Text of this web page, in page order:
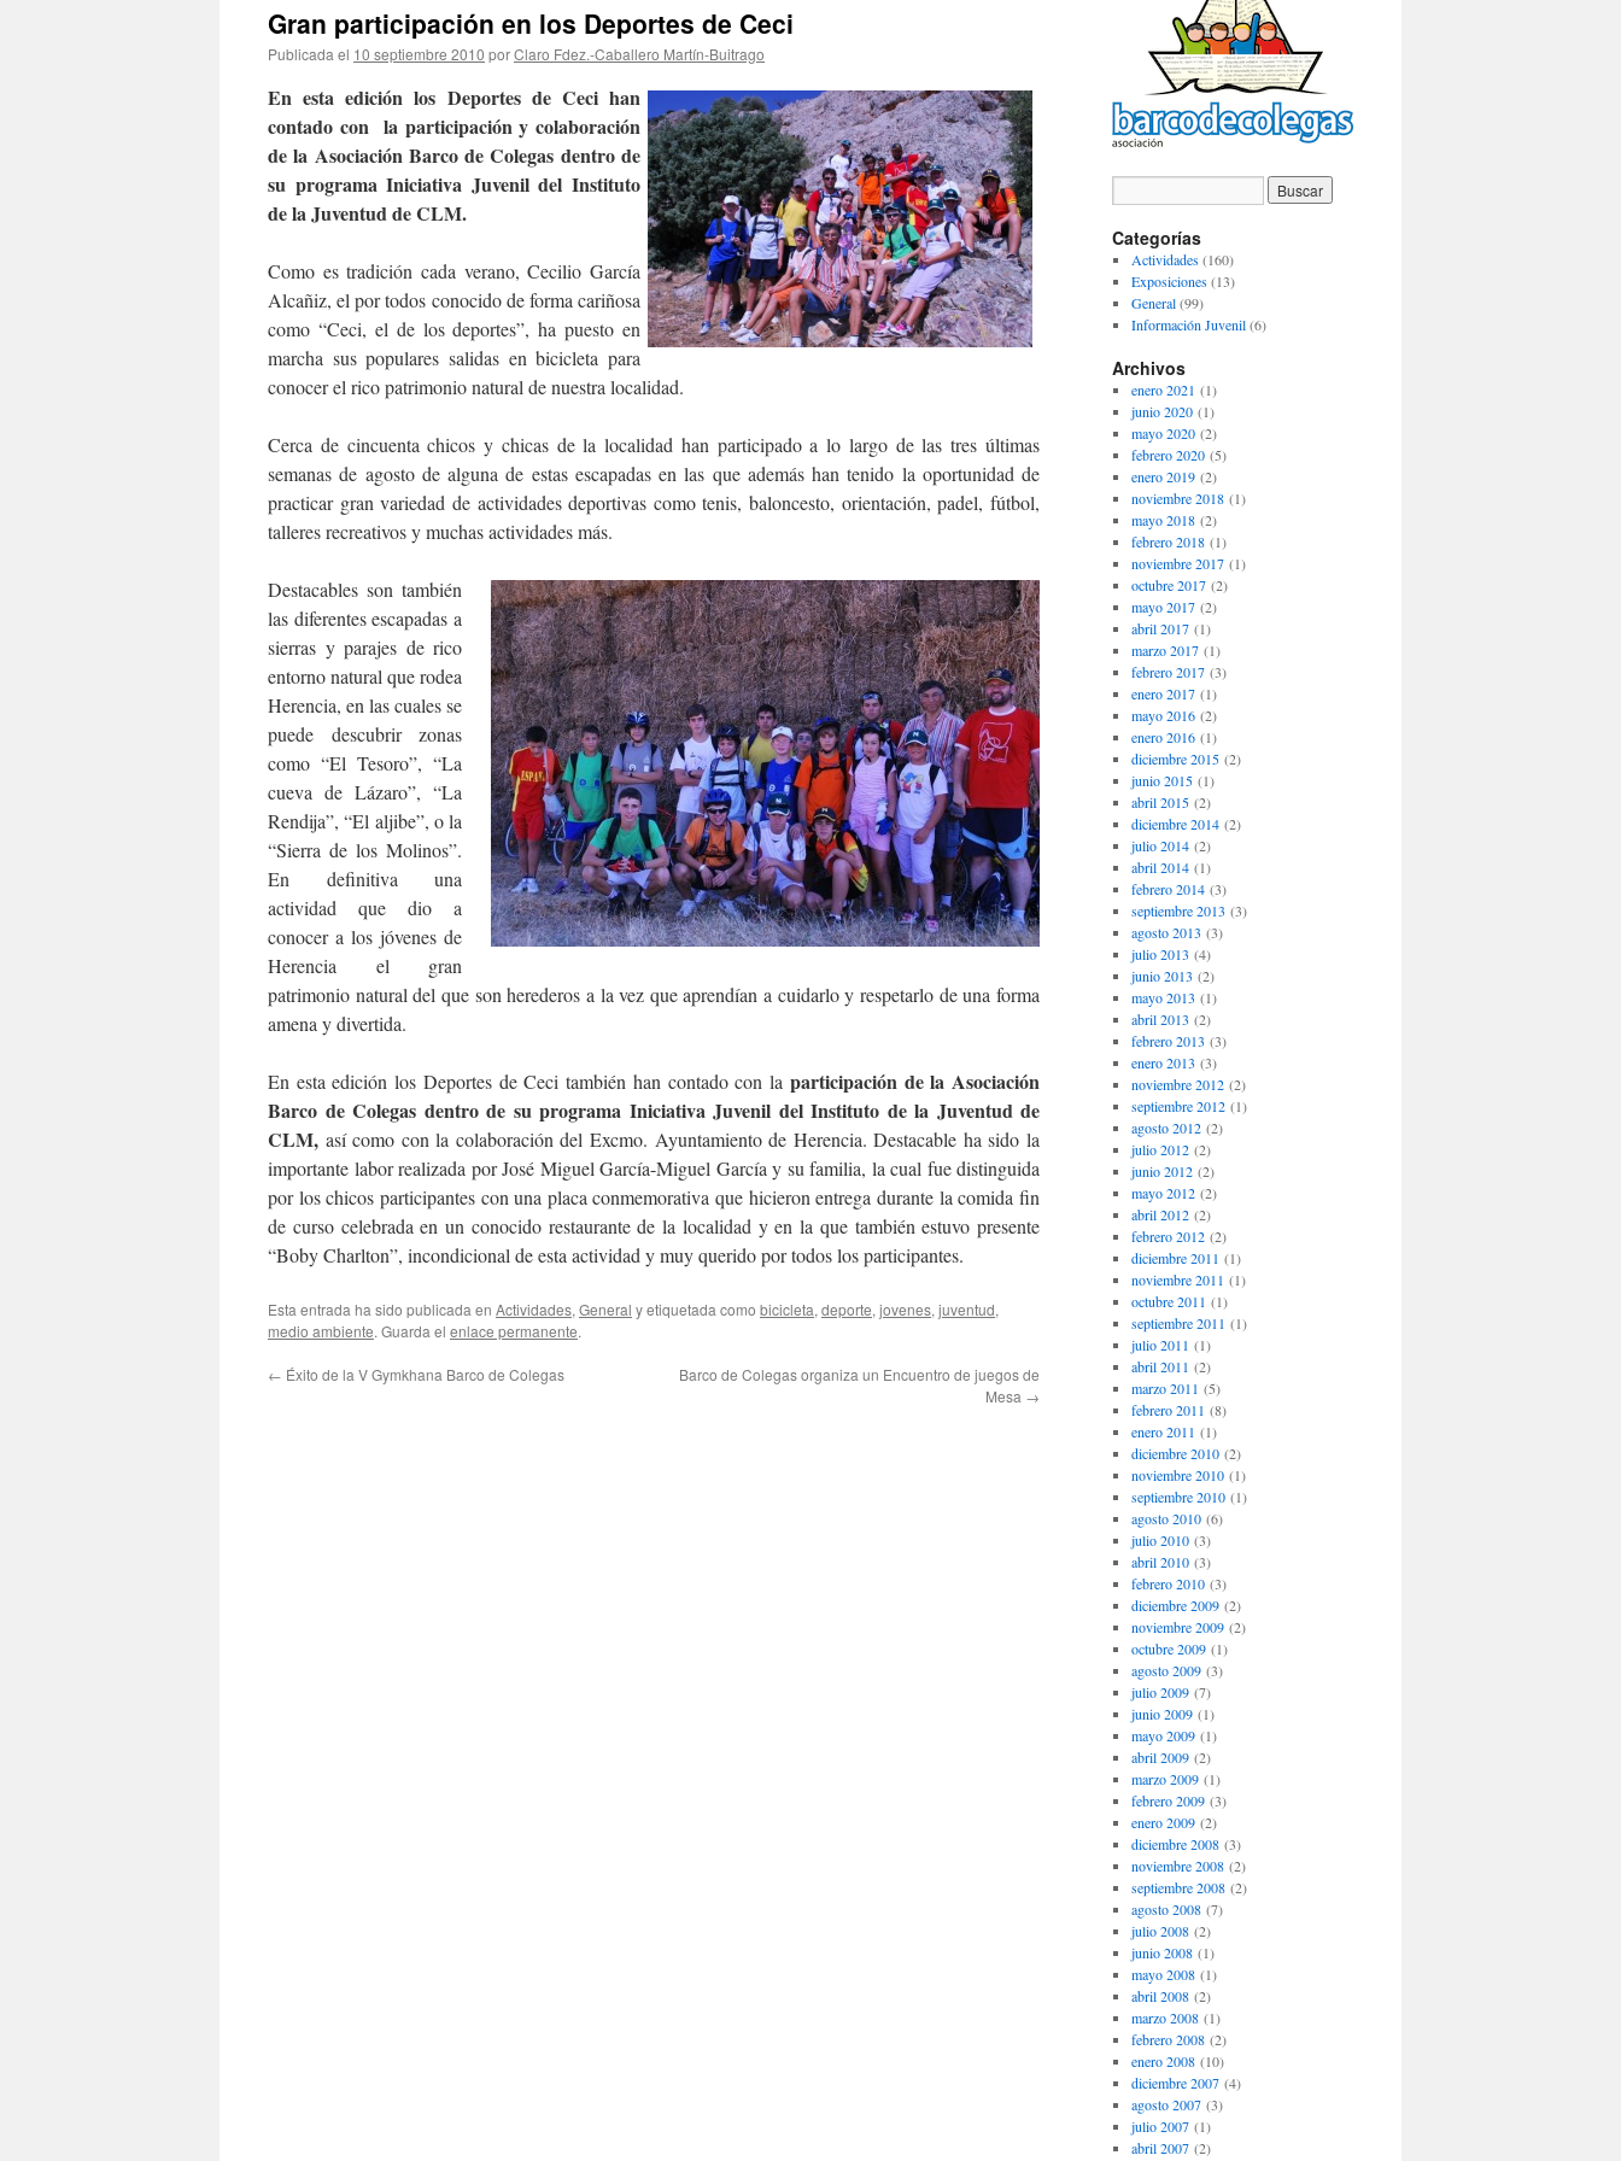
Gran participación en los Deportes de Ceci
Publicada el 10 septiembre 2010 porClaro Fdez.-Caballero Martín-Buitrago
En esta edición los Deportes de Ceci han
contado con la participación y colaboración
de la Asociación Barco de Colegas dentro de
su programa Iniciativa Juvenil del Instituto
de la Juventud de CLM.
Como es tradición cada verano, Cecilio García
Alcañiz, el por todos conocido de forma cariñosa
como “Ceci, el de los deportes”, ha puesto en
marcha sus populares salidas en bicicleta para
conocer el rico patrimonio natural de nuestra localidad.
Cerca de cincuenta chicos y chicas de la localidad han participado a lo largo de las tres últimas
semanas de agosto de alguna de estas escapadas en las que además han tenido la oportunidad de
practicar gran variedad de actividades deportivas como tenis, baloncesto, orientación, padel, fútbol,
talleres recreativos y muchas actividades más.
Destacables son también
las diferentes escapadas a
sierras y parajes de rico
entorno natural que rodea
Herencia, en las cuales se
puede descubrir zonas
como “El Tesoro”, “La
cueva de Lázaro”, “La
Rendija”, “El aljibe”, o la
“Sierra de los Molinos”.
En definitiva una
actividad que dio a
conocer a los jóvenes de
Herencia el gran
patrimonio natural del que son herederos a la vez que aprendían a cuidarlo y respetarlo de una forma
amena y divertida.
En esta edición los Deportes de Ceci también han contado con la participación de la Asociación
Barco de Colegas dentro de su programa Iniciativa Juvenil del Instituto de la Juventud de
CLM, así como con la colaboración del Excmo. Ayuntamiento de Herencia. Destacable ha sido la
importante labor realizada por José Miguel García-Miguel García y su familia, la cual fue distinguida
por los chicos participantes con una placa conmemorativa que hicieron entrega durante la comida fin
de curso celebrada en un conocido restaurante de la localidad y en la que también estuvo presente
“Boby Charlton”, incondicional de esta actividad y muy querido por todos los participantes.
Esta entrada ha sido publicada en Actividades, General y etiquetada como bicicleta, deporte, jovenes, juventud,
medio ambiente. Guarda el enlace permanente.
← Éxito de la V Gymkhana Barco de Colegas
Barco de Colegas organiza un Encuentro de juegos de
Mesa →
Categorías
Actividades(160)
Exposiciones(13)
General(99)
Información Juvenil(6)
Archivos
enero 2021 (1)
junio 2020(1)
mayo 2020(2)
febrero 2020(5)
enero 2019(2)
noviembre 2018(1)
mayo 2018(2)
febrero 2018(1)
noviembre 2017(1)
octubre 2017(2)
mayo 2017(2)
abril 2017(1)
marzo 2017(1)
febrero 2017(3)
enero 2017(1)
mayo 2016(2)
enero 2016(1)
diciembre 2015(2)
junio 2015(1)
abril 2015(2)
diciembre 2014(2)
julio 2014(2)
abril 2014(1)
febrero 2014(3)
septiembre 2013 (3)
agosto 2013 (3)
julio 2013 (4)
junio 2013 (2)
mayo 2013 (1)
abril 2013 (2)
febrero 2013 (3)
enero 2013 (3)
noviembre 2012(2)
septiembre 2012(1)
agosto 2012(2)
julio 2012(2)
junio 2012(2)
mayo 2012(2)
abril 2012(2)
febrero 2012(2)
diciembre 2011 (1)
noviembre 2011 (1)
octubre 2011 (1)
septiembre 2011 (1)
julio 2011 (1)
abril 2011 (2)
marzo 2011 (5)
febrero 2011 (8)
enero 2011 (1)
diciembre 2010(2)
noviembre 2010(1)
septiembre 2010(1)
agosto 2010(6)
julio 2010(3)
abril 2010(3)
febrero 2010(3)
diciembre 2009(2)
noviembre 2009(2)
octubre 2009(1)
agosto 2009(3)
julio 2009(7)
junio 2009(1)
mayo 2009(1)
abril 2009(2)
marzo 2009(1)
febrero 2009(3)
enero 2009(2)
diciembre 2008(3)
noviembre 2008(2)
septiembre 2008(2)
agosto 2008(7)
julio 2008(2)
junio 2008(1)
mayo 2008(1)
abril 2008(2)
marzo 2008(1)
febrero 2008(2)
enero 2008(10)
diciembre 2007(4)
agosto 2007(3)
julio 2007(1)
abril 2007(2)